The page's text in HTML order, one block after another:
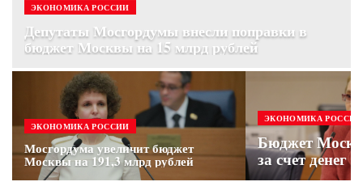
ЭКОНОМИКА РОССИИ
Депутаты Мосгордумы внесли поправки в
бюджет Москвы на 15 млрд рублей
ЭКОНОМИКА РОССИИ
Мосгордума увеличит бюджет
Москвы на 191,3 млрд рублей
ЭКОНОМИКА РОССИИ
Бюджет
за счет денег